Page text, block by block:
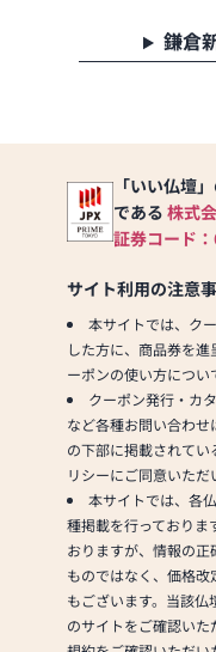
鎌倉
「いい仏壇
である 株式
証券コード：
サイト利用の注意
本サイトでは、ク
した方に、商品券を
ーポンの使い方につい
クーポン発行・カ
など各種お問い合わせ
の下部に掲載されて
リシーにご同意いただ
本サイトでは、各
種掲載を行っておりま
おりますが、情報の
ものではなく、価格
もございます。当該
のサイトをご確認い